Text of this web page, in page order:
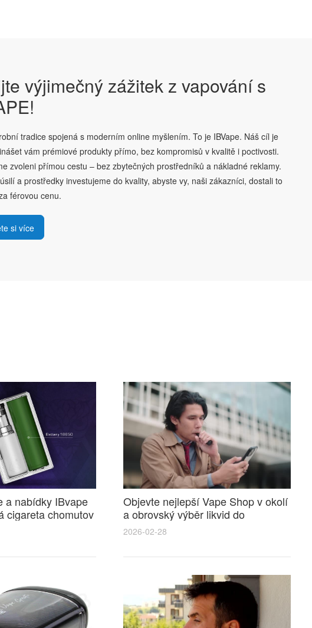
výjimečný zážitek z vapování s
tradice spojená s moderním online myšlením. To je IBVape. Náš cíl je
vám prémiové produkty přímo, bez kompromisů v kvalitě i poctivosti.
zvoleni přímou cestu – bez zbytečných prostředníků a nákladné reklamy.
a prostředky investujeme do kvality, abyste vy, naši zákazníci, dostali to
férovou cenu.
si více
a nabídky IBvape
cigareta chomutov
Objevte nejlepší Vape Shop v okolí
a obrovský výběr likvid do
elektronické cigarety pro
každodenní vapování
2026-02-28